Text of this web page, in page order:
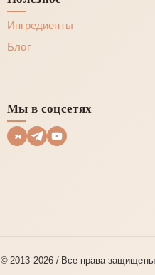
Ингредиенты
Блог
Мы в соцсетях
© 2013‑2026 / Все права защищены